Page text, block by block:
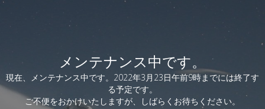
メンテナンス中です。
現在、メンテナンス中です。2022年3月23日午前9時までには終了す
る予定です。
ご不便をおかけいたしますが、しばらくお待ちください。